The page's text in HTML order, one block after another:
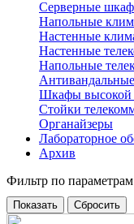
Серверные
Напольные
Настенные
Настенные
Напольные
Шкафы высокой
Стойки
Органайзеры
Лабораторное
Архив
Фильтр по параметрам